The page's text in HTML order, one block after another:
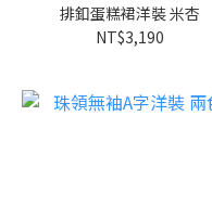
排釦蛋糕裙洋裝 米杏
NT$3,190